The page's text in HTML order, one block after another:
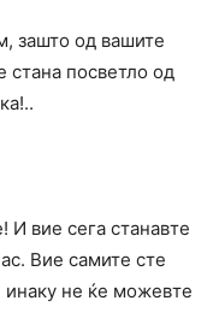
зашто од вашите
посветло од
вие сега станавте
Вие самите сте
инаку не ќе можевте